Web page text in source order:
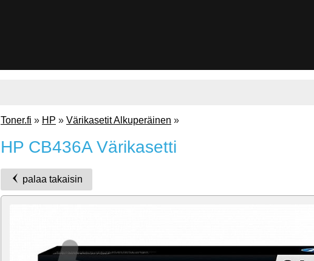
Toner.fi » HP » Värikasetit Alkuperäinen »
HP CB436A Värikasetti
palaa takaisin